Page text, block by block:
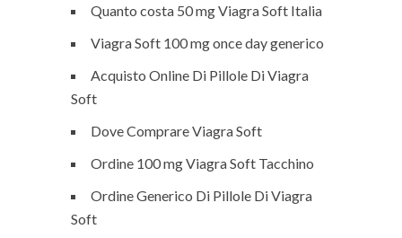
Quanto costa 50 mg Viagra Soft Italia
Viagra Soft 100 mg once day generico
Acquisto Online Di Pillole Di Viagra
Soft
Dove Comprare Viagra Soft
Ordine 100 mg Viagra Soft Tacchino
Ordine Generico Di Pillole Di Viagra
Soft